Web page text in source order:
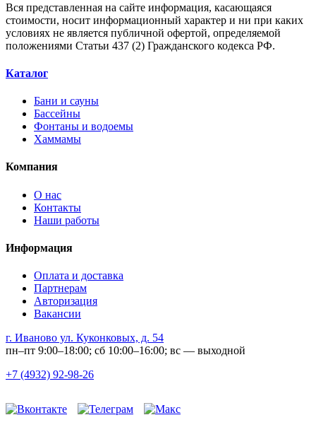
Вся представленная на сайте информация, касающаяся
стоимости, носит информационный характер и ни при каких
условиях не является публичной офертой, определяемой
положениями Статьи 437 (2) Гражданского кодекса РФ.
Каталог
Бани и сауны
Бассейны
Фонтаны и водоемы
Хаммамы
Компания
О нас
Контакты
Наши работы
Информация
Оплата и доставка
Партнерам
Авторизация
Вакансии
г. Иваново ул. Куконковых, д. 54
пн–пт 9:00–18:00; сб 10:00–16:00; вс — выходной
+7 (4932) 92-98-26